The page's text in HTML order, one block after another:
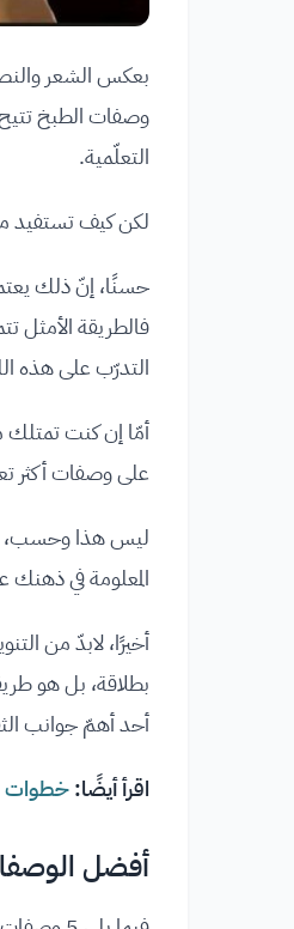
بعكس الشعر
وصفات الطبخ تتيح
التعلّمية.
لكن كيف تستفيد
حسنًا، إنّ ذلك
فالطريقة الأمثل
التدرّب على هذه
أمّا إن كنت تمتلك
على وصفات أكثر
ليس هذا وحسب،
المعلومة في
أخيرًا، لابدّ من
بطلاقة، بل هو
أحد أهمّ جوانب
اقرأ أيضًا:خطوات
أفضل